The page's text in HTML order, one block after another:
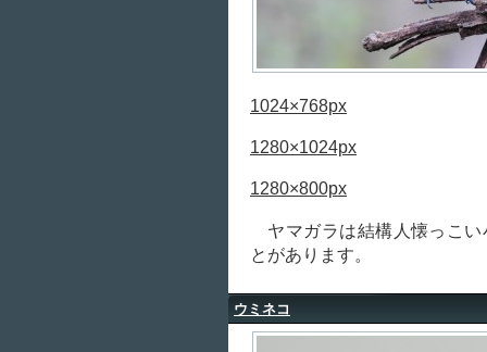
1024×768px
1280×1024px
1280×800px
ヤマガラは結構人懐っこい
とがあります。
ウミネコ